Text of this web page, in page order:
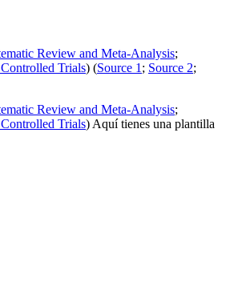
Review and Meta-Analysis;
Trials) (Source 1 ; Source 2;
Review and Meta-Analysis;
Trials) Aquí tienes una plantilla